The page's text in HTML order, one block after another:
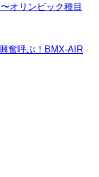
オリンピック種目
奮呼ぶ！BMX-AIR